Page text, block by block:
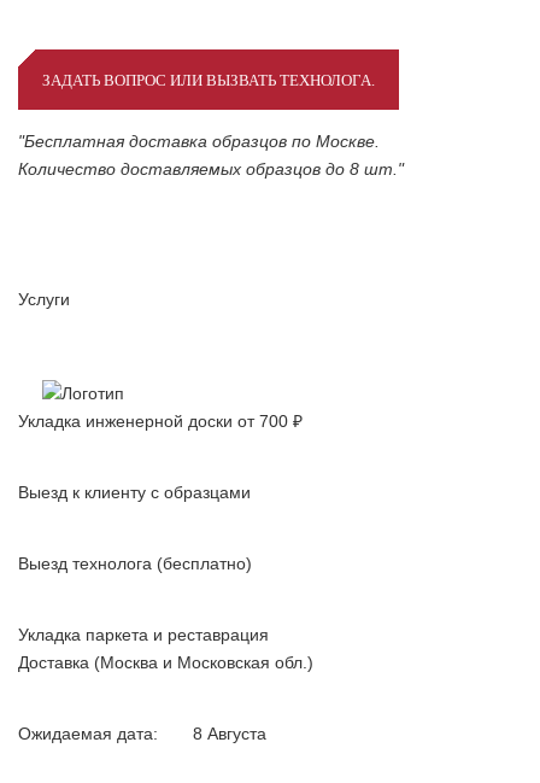
ЗАДАТЬ ВОПРОС ИЛИ ВЫЗВАТЬ ТЕХНОЛОГА.
"Бесплатная доставка образцов по Москве.
Количество доставляемых образцов до 8 шт."
Услуги
Укладка инженерной доски от 700 ₽
Выезд к клиенту с образцами
Выезд технолога (бесплатно)
Укладка паркета и реставрация
Доставка (Москва и Московская обл.)
Ожидаемая дата: 8 Августа